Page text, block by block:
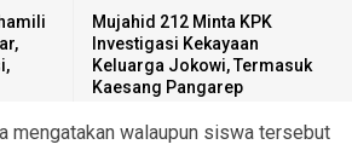
Mujahid 212 Minta KPK
Investigasi Kekayaan
Keluarga Jokowi, Termasuk
Kaesang Pangarep
mengatakan walaupun siswa tersebut